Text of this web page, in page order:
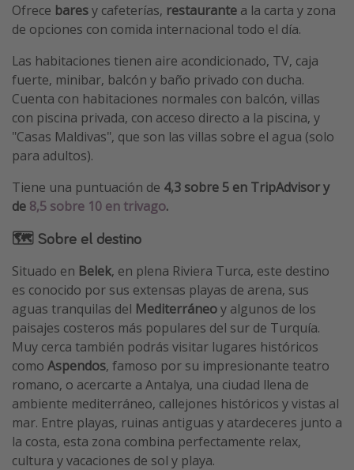
Ofrece baresy cafeterías, restaurante a la carta y zona
de opciones con comida internacional todo el día.
Las habitaciones tienen aire acondicionado, TV, caja
fuerte, minibar, balcón y baño privado con ducha.
Cuenta con habitaciones normales con balcón, villas
con piscina privada, con acceso directo a la piscina, y
"Casas Maldivas", que son las villas sobre el agua (solo
para adultos).
Tiene una puntuación de 4,3 sobre 5 en TripAdvisor y
de 8,5 sobre 10 en trivago.
🗺 Sobre el destino
Situado en Belek, en plena Riviera Turca, este destino
es conocido por sus extensas playas de arena, sus
aguas tranquilas del Mediterráneoy algunos de los
paisajes costeros más populares del sur de Turquía.
Muy cerca también podrás visitar lugares históricos
como Aspendos, famoso por su impresionante teatro
romano, o acercarte a Antalya, una ciudad llena de
ambiente mediterráneo, callejones históricos y vistas al
mar. Entre playas, ruinas antiguas y atardeceres junto a
la costa, esta zona combina perfectamente relax,
cultura y vacaciones de sol y playa.